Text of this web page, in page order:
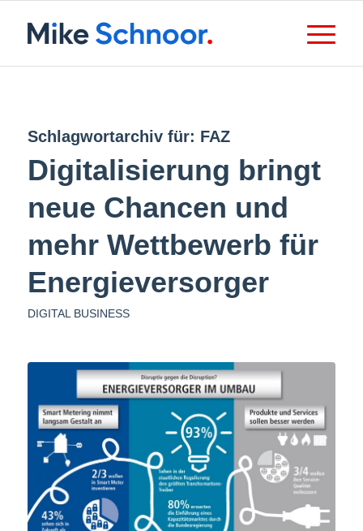
Schlagwortarchiv für: FAZ
Digitalisierung bringt
neue Chancen und
mehr Wettbewerb für
Energieversorger
DIGITAL BUSINESS